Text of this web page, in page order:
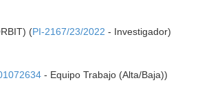
(PI-2167/23/2022 - Investigador)
- Equipo Trabajo (Alta/Baja))